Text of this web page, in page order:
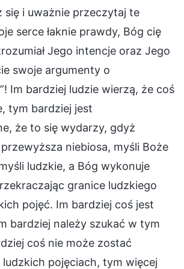
się i uważnie przeczytaj te
serce łaknie prawdy, Bóg cię
Jego intencje oraz Jego
swoje argumenty o
Im bardziej ludzie wierzą, że coś
tym bardziej jest
że to się wydarzy, gdyż
niebiosa, myśli Boże
ludzkie, a Bóg wykonuje
granice ludzkiego
pojęć. Im bardziej coś jest
bardziej należy szukać w tym
coś nie może zostać
pojęciach, tym więcej